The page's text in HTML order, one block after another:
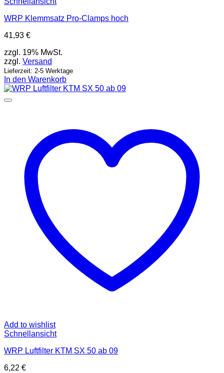
WRP Klemmsatz Pro-Clamps hoch
41,93 €
zzgl. 19% MwSt.
zzgl. Versand
Lieferzeit: 2-5 Werktage
In den Warenkorb
Add to wishlist
Schnellansicht
WRP Luftfilter KTM SX 50 ab 09
6,22 €